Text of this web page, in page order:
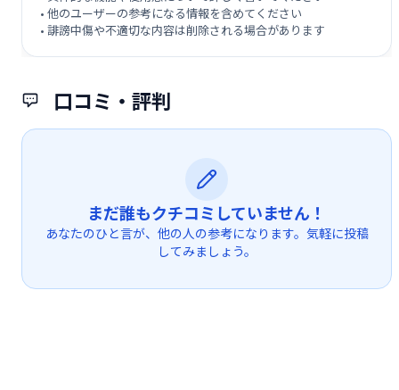
口コミ・評判
まだ誰もクチコミしていません！
あなたのひと言が、他の人の参考になります。気軽に投稿
してみましょう。
• 他のユーザーの参考になる情報を含めてください
• 誹謗中傷や不適切な内容は削除される場合があります